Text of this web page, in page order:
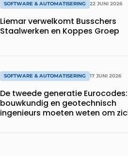
SOFTWARE & AUTOMATISERING 22 JUNI 2026
Liemar verwelkomt Busschers
Staalwerken en Koppes Groep
SOFTWARE & AUTOMATISERING 17 JUNI 2026
De tweede generatie
bouwkundig en geotechnisch
ingenieurs moeten weten om